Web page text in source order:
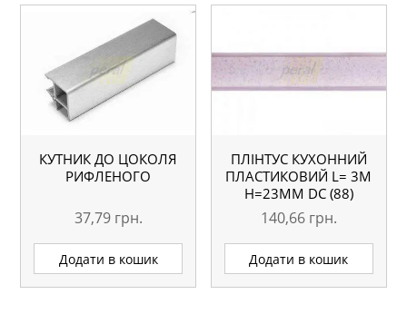
КУТНИК ДО ЦОКОЛЯ
РИФЛЕНОГО
37,79 грн.
Додати в кошик
ПЛІНТУС КУХОННИЙ
ПЛАСТИКОВИЙ L= 3М
H=23ММ DC (88)
АЛІКОНТЕ
140,66 грн.
Додати в кошик